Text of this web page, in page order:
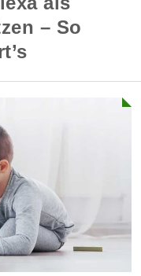
– So